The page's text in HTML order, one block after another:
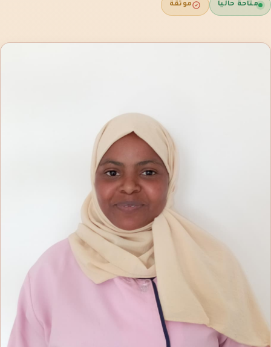
متاحة حالياً موثّقة